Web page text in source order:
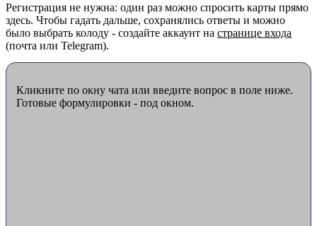
Регистрация не нужна: один раз можно спросить карты прямо
здесь. Чтобы гадать дальше, сохранялись ответы и можно
было выбрать колоду - создайте аккаунт на странице входа
(почта или Telegram).
Кликните по окну чата или введите вопрос в поле ниже.
Готовые формулировки - под окном.